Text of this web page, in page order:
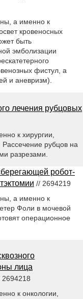
а именно к
кровеносных
быть
эмболизации
фистул, а
и аневризм).
лечения рубцовых
к хирургии,
Рассечение рубцов на
разрезами.
робот-
// 2694219
а именно к
Фоли в мочевой
операционное
лица
2694218
к онкологии,